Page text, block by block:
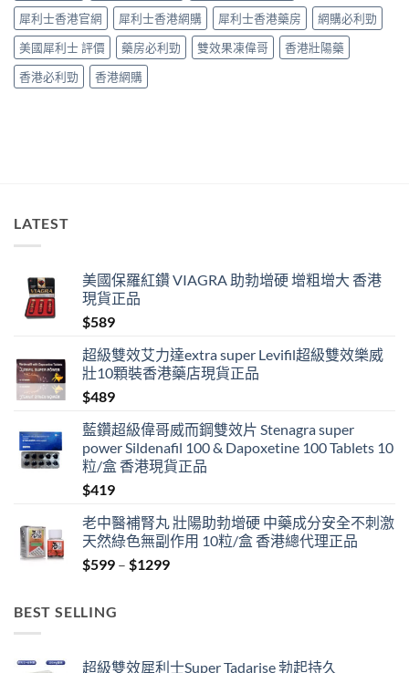
「冇
效」
投
訴，
其
實
掂〉
犀利士香港官網 犀利士香港網購 犀利士香港藥房
網購必利勁
美國犀利士 評價
藥房必利勁 雙效果凍偉哥
香港壯陽藥
香港必利勁
香港網購
LATEST
美國保羅紅鑽 VIAGRA 助勃增硬 增粗增大 香港
現貨正品
$589
超級雙效艾力達extra super Levifil超級雙效樂威
壯10顆裝香港藥店現貨正品
$489
藍鑽超級偉哥威而鋼雙效片 Stenagra super
power Sildenafil 100 & Dapoxetine 100 Tablets 10
粒/盒 香港現貨正品
$419
老中醫補腎丸 壯陽助勃增硬 中藥成分安全不刺激
天然綠色無副作用 10粒/盒 香港總代理正品
$599 – $1299Price
BEST SELLING
超級雙效犀利士Super Tadarise 勃起持久